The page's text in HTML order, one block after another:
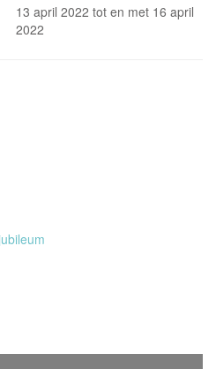
13 april 2022 tot en met 16 april
2022